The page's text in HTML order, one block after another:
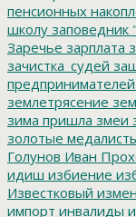
пенсионных
школу заповедник
Заречье зарплата
зачистка_судей
предпринимателей
землетрясение
зима пришла змеи
золотые
Голунов Иван
идиш избиение
Известковый
импорт инвалиды